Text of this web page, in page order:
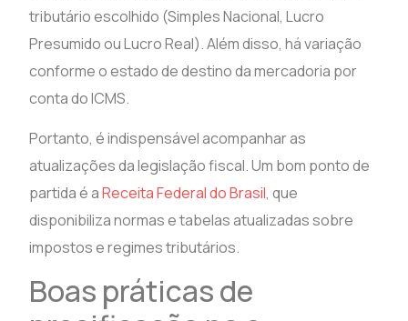
tributário escolhido (Simples Nacional, Lucro
Presumido ou Lucro Real). Além disso, há variação
conforme o estado de destino da mercadoria por
conta do ICMS.
Portanto, é indispensável acompanhar as
atualizações da legislação fiscal. Um bom ponto de
partida é aReceita Federal do Brasil, que
disponibiliza normas e tabelas atualizadas sobre
impostos e regimes tributários.
Boas práticas de